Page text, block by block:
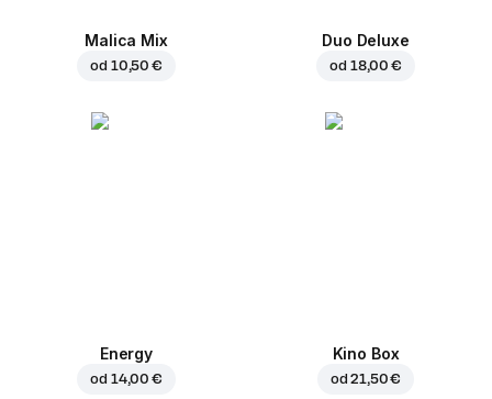
Malica Mix
od 10,50 €
Duo Deluxe
od 18,00 €
Energy
od 14,00 €
Kino Box
od21,50 €